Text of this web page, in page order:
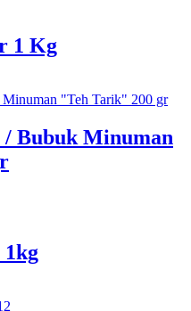
1 Kg
Bubuk Minuman
1kg